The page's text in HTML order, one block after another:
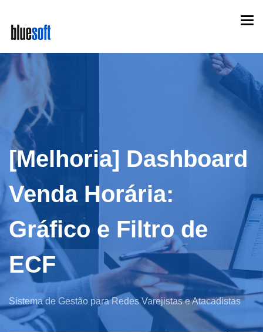
main
content
[Melhoria] Dashboard
Venda Horária:
Gráfico e Filtro de
ECF
Sistema de Gestão para Redes Varejistas e Atacadistas